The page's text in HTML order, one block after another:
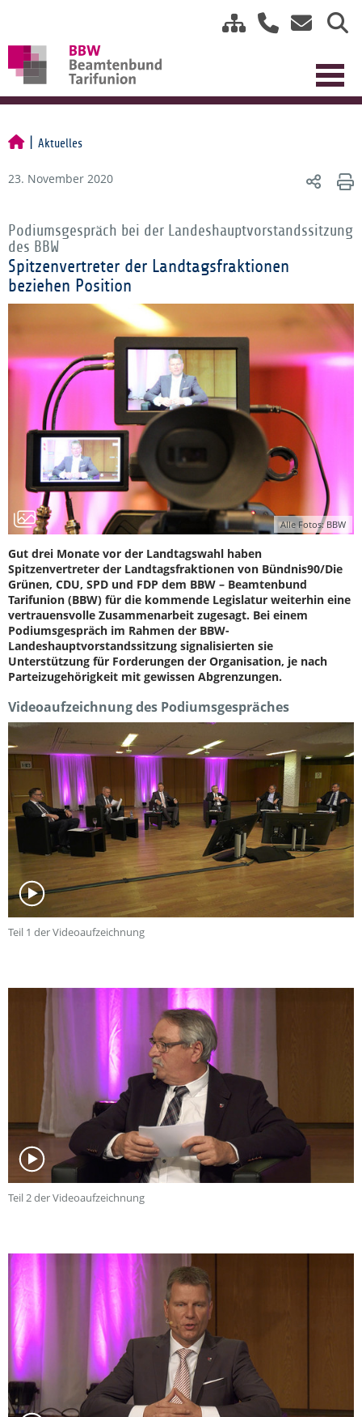
Aktuelles
23. November 2020
Podiumsgespräch bei der Landeshauptvorstandssitzung
des BBW
Spitzenvertreter der Landtagsfraktionen
beziehen Position
Alle Fotos: BBW
Gut drei Monate vor der Landtagswahl haben
Spitzenvertreter der Landtagsfraktionen von Bündnis90/Die
Grünen, CDU, SPD und FDP dem BBW – Beamtenbund
Tarifunion (BBW) für die kommende Legislatur weiterhin eine
vertrauensvolle Zusammenarbeit zugesagt. Bei einem
Podiumsgespräch im Rahmen der BBW-
Landeshauptvorstandssitzung signalisierten sie
Unterstützung für Forderungen der Organisation, je nach
Parteizugehörigkeit mit gewissen Abgrenzungen.
Videoaufzeichnung des Podiumsgespräches
Teil 1 der Videoaufzeichnung
Teil 2 der Videoaufzeichnung